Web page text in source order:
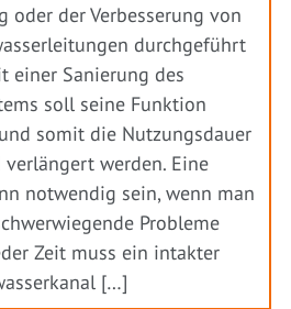
oder der Verbesserung von
durchgeführt
einer Sanierung des
soll seine Funktion
somit die Nutzungsdauer
verlängert werden. Eine
notwendig sein, wenn man
Probleme
Zeit muss ein intakter
[…]